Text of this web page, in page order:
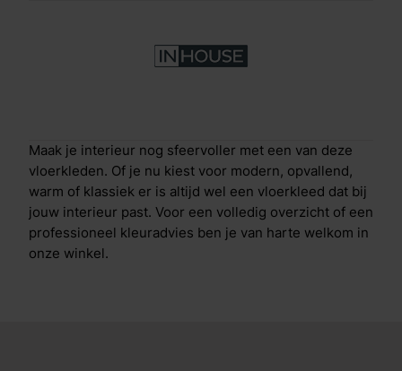
Maak je interieur nog sfeervoller met een van deze
vloerkleden. Of je nu kiest voor modern, opvallend,
warm of klassiek er is altijd wel een vloerkleed dat bij
jouw interieur past. Voor een volledig overzicht of een
professioneel kleuradvies ben je van harte welkom in
onze winkel.